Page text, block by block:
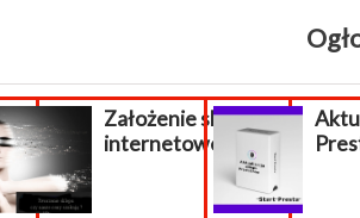
Założenie sklepu
internetowego.